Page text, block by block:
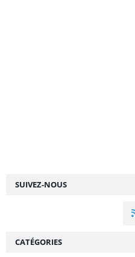
SUIVEZ-NOUS
CATÉGORIES